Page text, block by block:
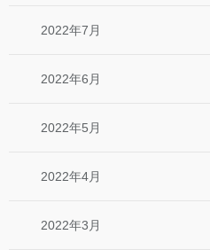
2022年7月
2022年6月
2022年5月
2022年4月
2022年3月